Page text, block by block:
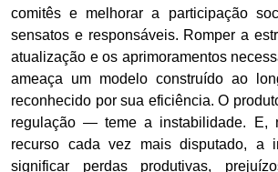
comitês e melhorar a participação
sensatos e responsáveis. Romper a
atualização e os aprimoramentos
ameaça um modelo construído ao
reconhecido por sua eficiência. O
regulação — teme a instabilidade. E,
recurso cada vez mais disputado, a
significar perdas produtivas,